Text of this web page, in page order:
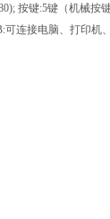
按键:5键（机械按
连接电脑、打印机